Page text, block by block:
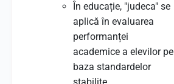
În educație, "judeca" se
aplică în evaluarea
performanței
academice a elevilor pe
baza standardelor